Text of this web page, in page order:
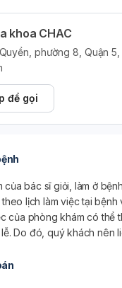
khoa CHAC
phường 8, Quận
để gọi
Quảng cáo
bác sĩ giỏi, làm ở
lịch làm việc tại bệnh
của phòng khám có thể
Do đó, quý khách nên